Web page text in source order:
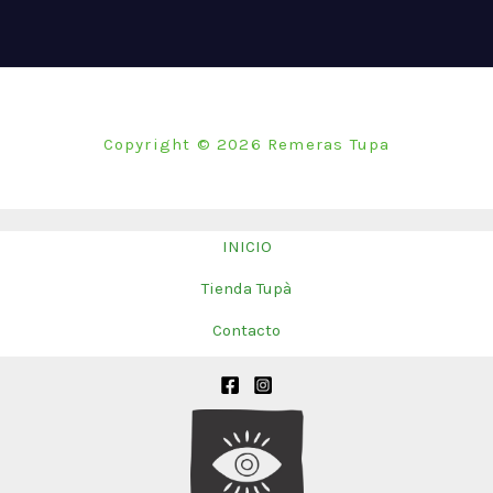
opciones
Copyright © 2026 Remeras Tupa
INICIO
Tienda Tupà
Contacto